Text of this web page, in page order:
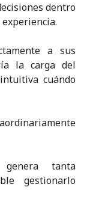
dentro
a sus
la carga del
cuándo
tanta
gestionarlo